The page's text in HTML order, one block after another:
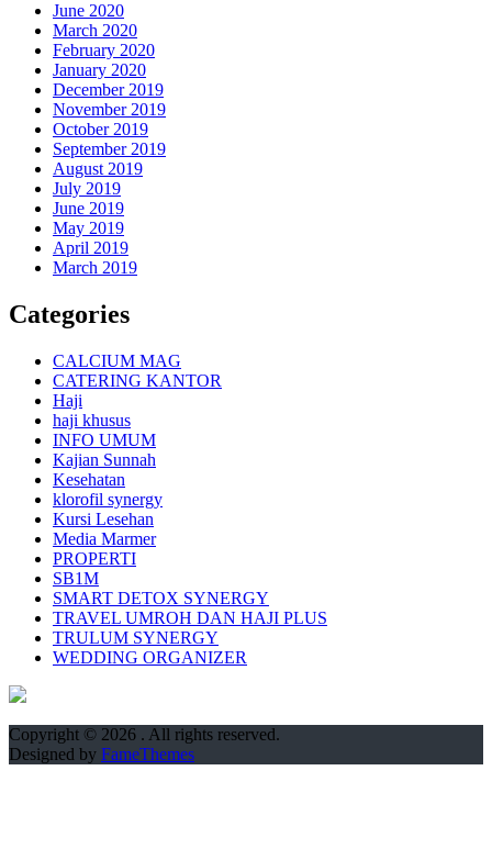
June 2020
March 2020
February 2020
January 2020
December 2019
November 2019
October 2019
September 2019
August 2019
July 2019
June 2019
May 2019
April 2019
March 2019
Categories
CALCIUM MAG
CATERING KANTOR
Haji
haji khusus
INFO UMUM
Kajian Sunnah
Kesehatan
klorofil synergy
Kursi Lesehan
Media Marmer
PROPERTI
SB1M
SMART DETOX SYNERGY
TRAVEL UMROH DAN HAJI PLUS
TRULUM SYNERGY
WEDDING ORGANIZER
Copyright © 2026 . All rights reserved.
Designed by FameThemes